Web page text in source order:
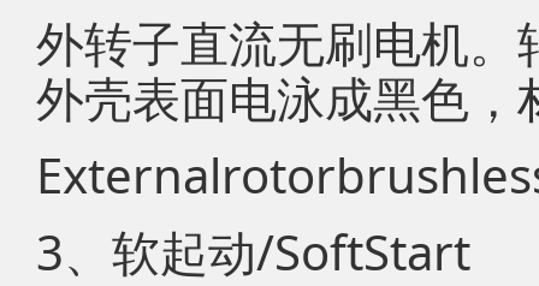
外转子直流无刷电机
外壳表面电泳成黑色，
3、软起动/SoftStart